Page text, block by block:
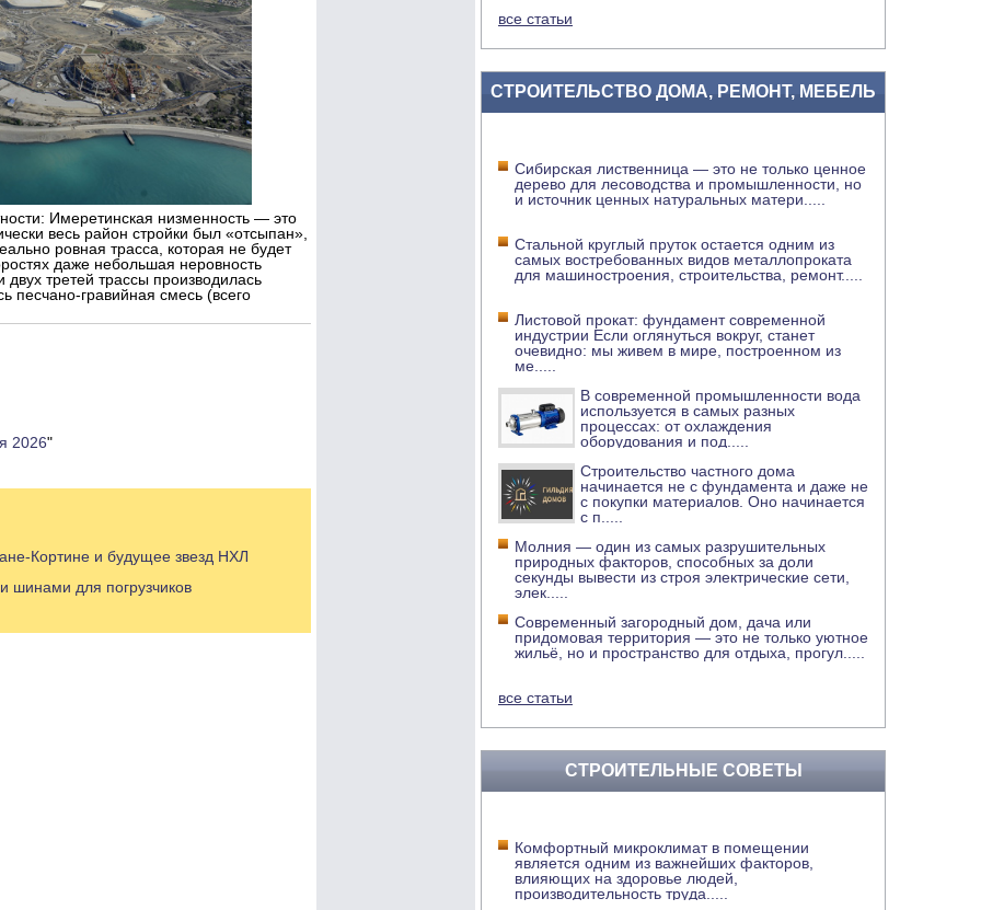
Имеретинская низменность — это
весь район стройки был «отсыпан»,
ровная трасса, которая не будет
даже небольшая неровность
третей трассы производилась
песчано-гравийная смесь (всего
2026"
Кортине и будущее звезд НХЛ
шинами для погрузчиков
все статьи
СТРОИТЕЛЬСТВО ДОМА, РЕМОНТ, МЕБЕЛЬ
Сибирская лиственница — это не только ценное
дерево для лесоводства и промышленности, но
и источник ценных натуральных матери
Стальной круглый пруток остается одним из
самых востребованных видов металлопроката
для машиностроения, строительства, ремонт.....
Листовой прокат: фундамент современной
индустрии Если оглянуться вокруг, станет
очевидно: мы живем в мире, построенном из
ме
В современной промышленности вода
используется в самых разных
процессах: от охлаждения
оборудования и под
Строительство частного дома
начинается не с фундамента и даже не
с покупки материалов. Оно начинается
с п
Молния — один из самых разрушительных
природных факторов, способных за доли
секунды вывести из строя электрические сети,
элек
Современный загородный дом, дача или
придомовая территория — это не только уютное
жильё, но и пространство для отдыха, прогул
все статьи
СТРОИТЕЛЬНЫЕ СОВЕТЫ
Комфортный микроклимат в помещении
является одним из важнейших факторов,
влияющих на здоровье людей,
производительность труда